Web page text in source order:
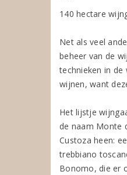
140 hectare
Net als veel
beheer van de
technieken in
wijnen, want
Het lijstje
de naam Monte
Custoza heen:
trebbiano
Bonomo, die er